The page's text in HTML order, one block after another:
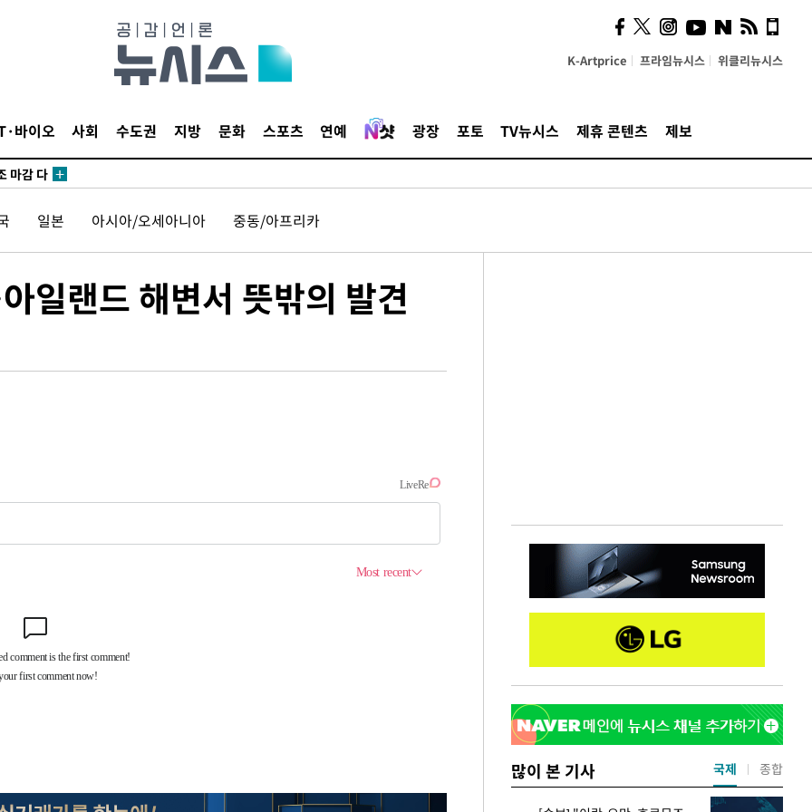
K-Artprice 프라임뉴시스 위클리뉴시스
바이오 사회 수도권 지방 문화 스포츠 연예 광장 포토 TV뉴시스 제휴 콘텐츠 제보
축
려워"
마감 다
일본 아시아/오세아니아 중동/아프리카
랜드 해변서 뜻밖의 발견
많이 본 기사 국제 종합